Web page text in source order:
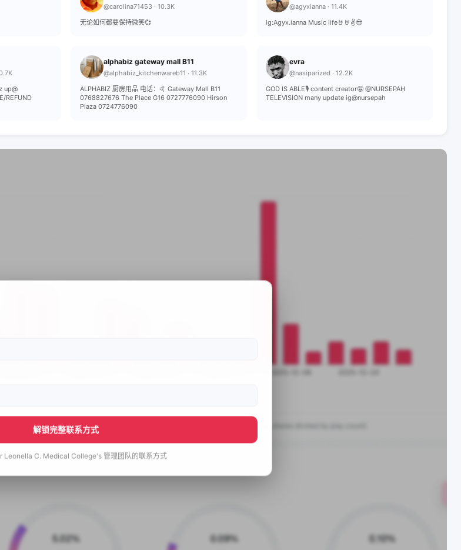
@carolina71453 · 10.3K
无论如何都要保持微笑💞
@agyxianna · 11.4K
lg:Agyx.ianna Music life🤘🤘✌😍
up@
REFUND
alphabiz gateway mall B11
@alphabiz_kitchenwareb11 · 11.3K
ALPHABIZ 厨房用品 电话：🤙 Gateway Mall B11
0768827676 The Place G16 0727776090 Hirson
Plaza 0724776090
evra
@nasiparized · 12.2K
GOD IS ABLE🎙️ content creator🤪 @NURSEPAH
TELEVISION many update ig@nursepah
解锁完整联系方式
Leonella C. Medical College's 管理团队的联系方式